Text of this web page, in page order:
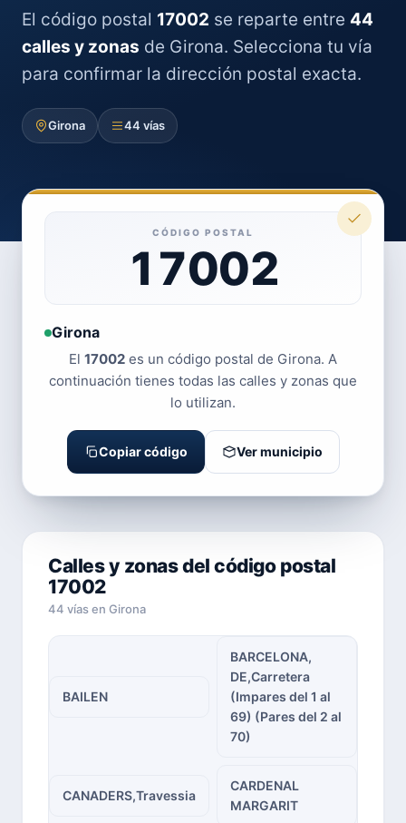
El código postal 17002 se reparte entre 44
calles y zonas de Girona. Selecciona tu vía
para confirmar la dirección postal exacta.
Girona 44 vías
CÓDIGO POSTAL
17002
Girona
El 17002 es un código postal de Girona. A
continuación tienes todas las calles y zonas que
lo utilizan.
Copiar código Ver municipio
Calles y zonas del código postal
17002
44 vías en Girona
BAILEN
BARCELONA,
DE,Carretera
(Impares del 1 al
69) (Pares del 2 al
70)
CANADERS,Travessia
CARDENAL
MARGARIT